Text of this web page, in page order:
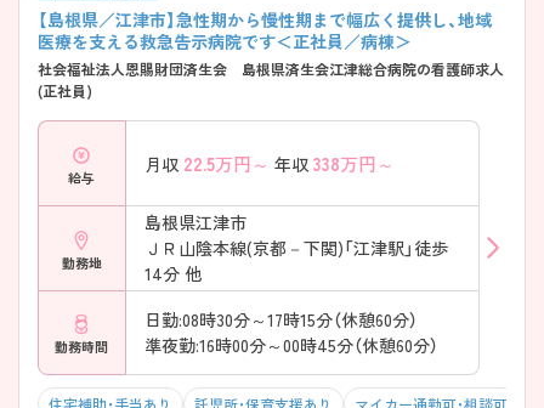
【島根県／江津市】急性期から慢性期まで幅広く提供し、地域
医療を支える救急告示病院です＜正社員／病棟＞
社会福祉法人恩賜財団済生会 島根県済生会江津総合病院の看護師求人
(正社員)
給与
月収 22.5万円～ 年収 338万円～
勤務地
島根県江津市
ＪＲ山陰本線(京都－下関)「江津駅」徒歩
14分 他
勤務時間
日勤:08時30分～17時15分（休憩60分）
準夜勤:16時00分～00時45分（休憩60分）